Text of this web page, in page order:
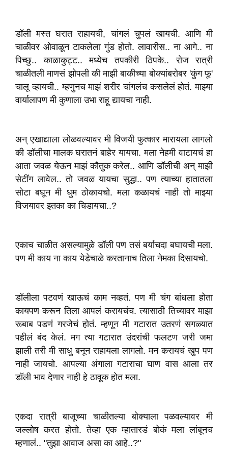
डॉली मस्त घरात राहायची, चांगलं चुपलं खायची. आणि मी
चाळीवर ओवाळून टाकलेला गुंड होतो. लावारीस.. ना आगे.. ना
पिच्छु.. काळाकुट्ट.. मध्येच तपकीरी ठिपके.. रोज रात्री
चाळीतली माणसं झोपली की माझी बाकीच्या बोक्यांबरोबर 'कुंग फू'
चालू व्हायची.. म्हणुनच माझं शरीर चांगलंच कसलेलं होतं. माझ्या
वार्यालापण मी कुणाला उभा राहू द्यायचा नाही.
अन् एखाद्याला लोळवल्यावर मी विजयी फुत्कार मारायला लागलो
की डॉलीचा मालक घरातनं बाहेर यायचा. मला नेहमी वाटायचं हा
आता जवळ येऊन माझं कौतुक करेल.. आणि डॉलीची अन् माझी
सेटींग लावेल.. तो जवळ यायचा सुद्धा.. पण त्याच्या हातातला
सोटा बघून मी धुम ठोकायचो. मला कळायचं नाही तो माझ्या
विजयावर इतका का चिडायचा..?
एकाच चाळीत असल्यामुळे डॉली पण तसं बर्याचदा बघायची मला.
पण मी काय ना काय येडेचाळे करतानाच तिला नेमका दिसायचो.
डॉलीला पटवणं खाऊचं काम नव्हतं. पण मी चंग बांधला होता
कायपण करून तिला आपलं करायचंच. त्यासाठी तिच्यावर माझा
रूबाब पडणं गरजेचं होतं. म्हणून मी गटारात उतरणं सगळ्यात
पहीलं बंद केलं. मग त्या गटारात उंदरांची फलटण जरी जमा
झाली तरी मी साधु बनून राहायला लागलो. मन करायचं खुप पण
नाही जायचो. आपल्या अंगाला गटाराचा घाण वास आला तर
डॉली भाव देणार नाही हे ठावूक होत मला.
एकदा रात्री बाजूच्या चाळीतल्या बोक्याला पळवल्यावर मी
जल्लोष करत होतो. तेव्हा एक म्हातारडं बोकं मला लांबूनच
म्हणालं.. "तुझा आवाज असा का आहे..?"